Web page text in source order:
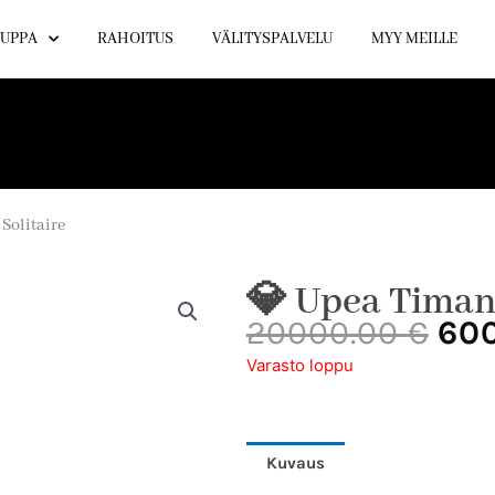
RAHOITUS VÄLITYSPALVELU MYY MEILLE
💎 Upea
20000.00€
Varasto loppu
Kuvaus